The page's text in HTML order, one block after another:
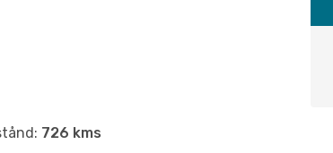
726 kms